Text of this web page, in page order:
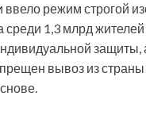
режим строгой
среди 1,3 млрд
вывоз из